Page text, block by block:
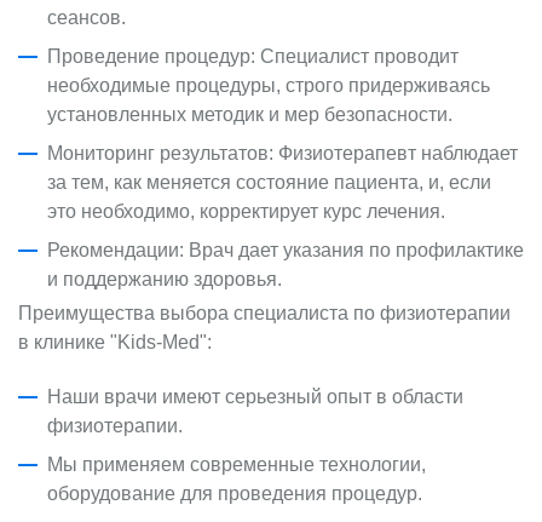
сеансов.
Проведение процедур: Специалист проводит
необходимые процедуры, строго придерживаясь
установленных методик и мер безопасности.
Мониторинг результатов: Физиотерапевт наблюдает
за тем, как меняется состояние пациента, и, если
это необходимо, корректирует курс лечения.
Рекомендации: Врач дает указания по профилактике
и поддержанию здоровья.
Преимущества выбора специалиста по физиотерапии
в клинике "Kids-Med":
Наши врачи имеют серьезный опыт в области
физиотерапии.
Мы применяем современные технологии,
оборудование для проведения процедур.